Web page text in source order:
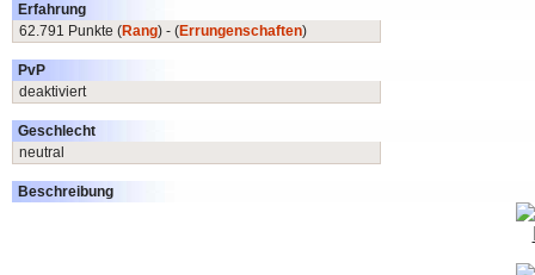
Erfahrung
62.791 Punkte (Rang) - (Errungenschaften)
PvP
deaktiviert
Geschlecht
neutral
Beschreibung